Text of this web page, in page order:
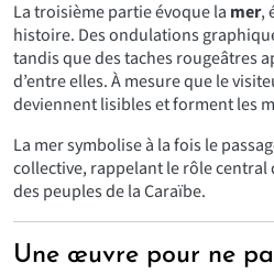
La troisième partie évoque la mer,
histoire. Des ondulations
tandis que des taches rougeâtres
d’entre elles. À mesure que le
deviennent lisibles et forment les
La mer symbolise à la fois le
collective, rappelant le rôle central
des peuples de la Caraïbe.
Une œuvre pour ne